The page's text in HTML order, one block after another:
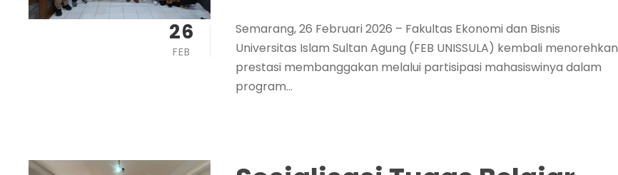
26
FEB
Semarang, 26 Februari 2026 – Fakultas Ekonomi dan Bisnis
Universitas Islam Sultan Agung (FEB UNISSULA) kembali menorehkan
prestasi membanggakan melalui partisipasi mahasiswinya dalam
program...